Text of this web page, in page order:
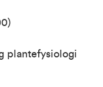
)
plantefysiologi